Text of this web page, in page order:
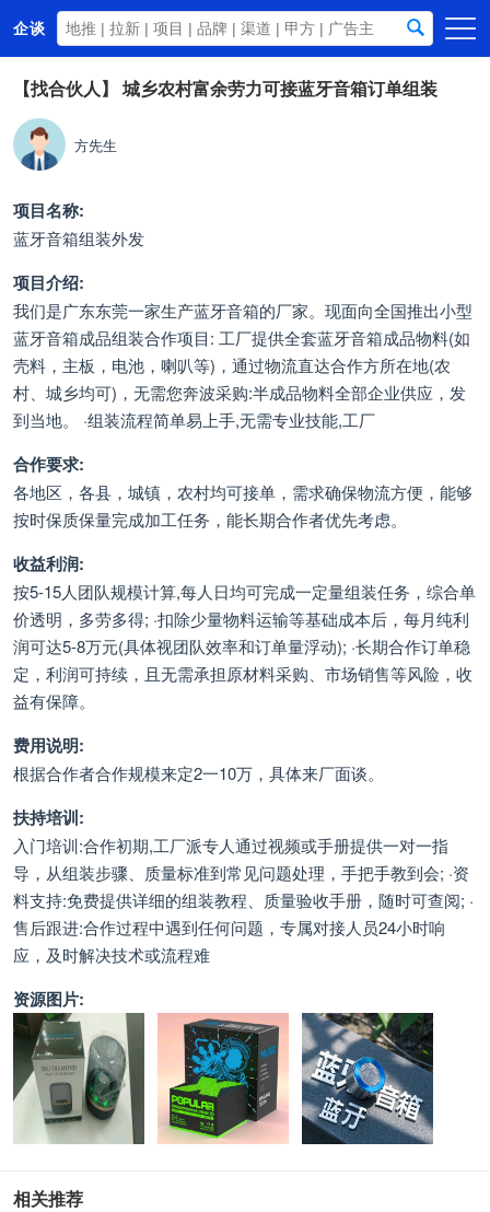
企谈
首页
商务资源
资讯动态
关于我们
【找合伙人】 城乡农村富余劳力可接蓝牙音箱订单组装
方先生
项目名称:
蓝牙音箱组装外发
项目介绍:
我们是广东东莞一家生产蓝牙音箱的厂家。现面向全国推出小型
蓝牙音箱成品组装合作项目: 工厂提供全套蓝牙音箱成品物料(如
壳料，主板，电池，喇叭等)，通过物流直达合作方所在地(农
村、城乡均可)，无需您奔波采购:半成品物料全部企业供应，发
到当地。 ·组装流程简单易上手,无需专业技能,工厂
合作要求:
各地区，各县，城镇，农村均可接单，需求确保物流方便，能够
按时保质保量完成加工任务，能长期合作者优先考虑。
收益利润:
按5-15人团队规模计算,每人日均可完成一定量组装任务，综合单
价透明，多劳多得; ·扣除少量物料运输等基础成本后，每月纯利
润可达5-8万元(具体视团队效率和订单量浮动); ·长期合作订单稳
定，利润可持续，且无需承担原材料采购、市场销售等风险，收
益有保障。
费用说明:
根据合作者合作规模来定2一10万，具体来厂面谈。
扶持培训:
入门培训:合作初期,工厂派专人通过视频或手册提供一对一指
导，从组装步骤、质量标准到常见问题处理，手把手教到会; ·资
料支持:免费提供详细的组装教程、质量验收手册，随时可查阅; ·
售后跟进:合作过程中遇到任何问题，专属对接人员24小时响
应，及时解决技术或流程难
资源图片:
相关推荐